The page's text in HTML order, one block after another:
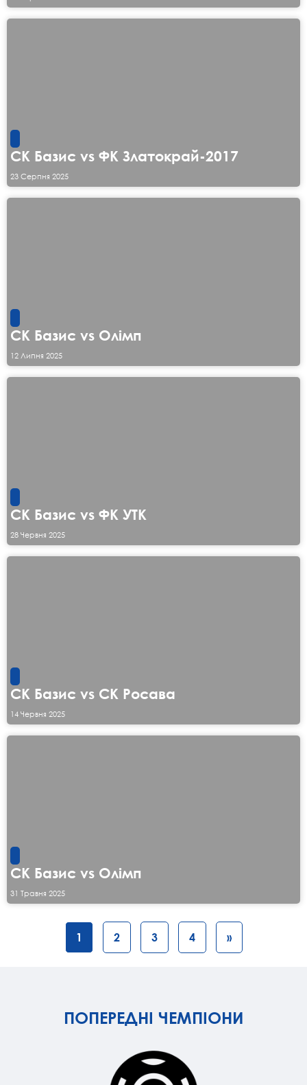
СК Базис vs ФК Златокрай-2017
23 Серпня 2025
СК Базис vs Олімп
12 Липня 2025
СК Базис vs ФК УТК
28 Червня 2025
СК Базис vs СК Росава
14 Червня 2025
СК Базис vs Олімп
31 Травня 2025
1 2 3 4 »
ПОПЕРЕДНІ ЧЕМПІОНИ